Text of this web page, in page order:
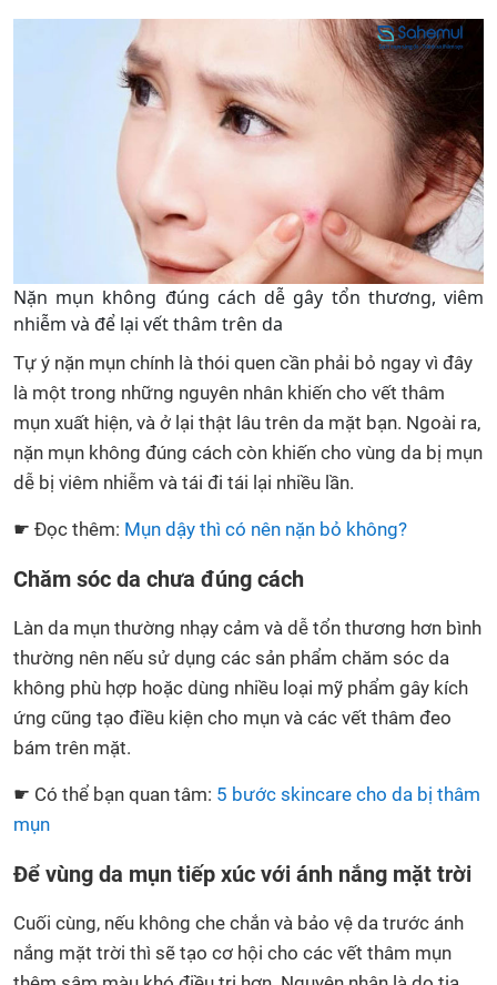
Nặn mụn không đúng cách dễ gây tổn thương, viêm
nhiễm và để lại vết thâm trên da
Tự ý nặn mụn chính là thói quen cần phải bỏ ngay vì đây
là một trong những nguyên nhân khiến cho vết thâm
mụn xuất hiện, và ở lại thật lâu trên da mặt bạn. Ngoài ra,
nặn mụn không đúng cách còn khiến cho vùng da bị mụn
dễ bị viêm nhiễm và tái đi tái lại nhiều lần.
☛ Đọc thêm: Mụn dậy thì có nên nặn bỏ không?
Chăm sóc da chưa đúng cách
Làn da mụn thường nhạy cảm và dễ tổn thương hơn bình
thường nên nếu sử dụng các sản phẩm chăm sóc da
không phù hợp hoặc dùng nhiều loại mỹ phẩm gây kích
ứng cũng tạo điều kiện cho mụn và các vết thâm đeo
bám trên mặt.
☛ Có thể bạn quan tâm: 5 bước skincare cho da bị thâm
mụn
Để vùng da mụn tiếp xúc với ánh nắng mặt trời
Cuối cùng, nếu không che chắn và bảo vệ da trước ánh
nắng mặt trời thì sẽ tạo cơ hội cho các vết thâm mụn